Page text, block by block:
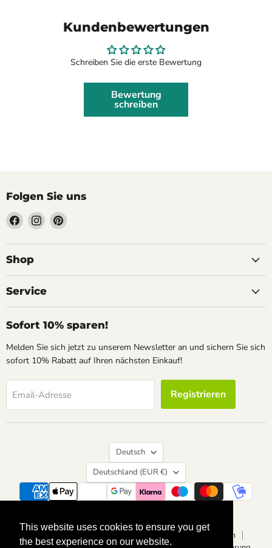
This website uses cookies to ensure you get
the best experience on our website.
This website uses cookies to ensure you get
the best experience on our website.
Kundenbewertungen
Schreiben Sie die erste Bewertung
Bewertung
schreiben
Folgen Sie uns
Finden
Sie
uns
auf
Finden
Sie
uns
Finden
uns
Shop
Service
Sofort 10% sparen!
Melden Sie sich jetzt zu unserem Newsletter an und sichern Sie sich
sofort 10% Rabatt auf Ihren nächsten Einkauf!
Email-Adresse Registrieren
Sprache
Deutsch
Land
Deutschland (EUR €)
Suchen Kontakt Über uns
Widerrufsrecht
Vertrag widerrufen
Datenschutzerklärung
Impressum